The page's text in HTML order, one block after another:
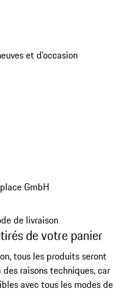
et d'occasion
GmbH
de livraison
de votre panier
tous les produits seront
raisons techniques, car
avec tous les modes de